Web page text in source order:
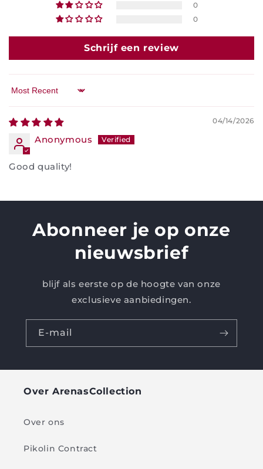
0
0
Schrijf een review
Sort by
04/14/2026
Anonymous
Good quality!
Abonneer je op onze
nieuwsbrief
blijf als eerste op de hoogte van onze
exclusieve aanbiedingen.
E-mail
Over ArenasCollection
Over ons
Pikolin Contract